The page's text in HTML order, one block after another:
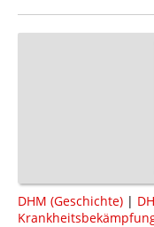
DHM (Geschichte) |